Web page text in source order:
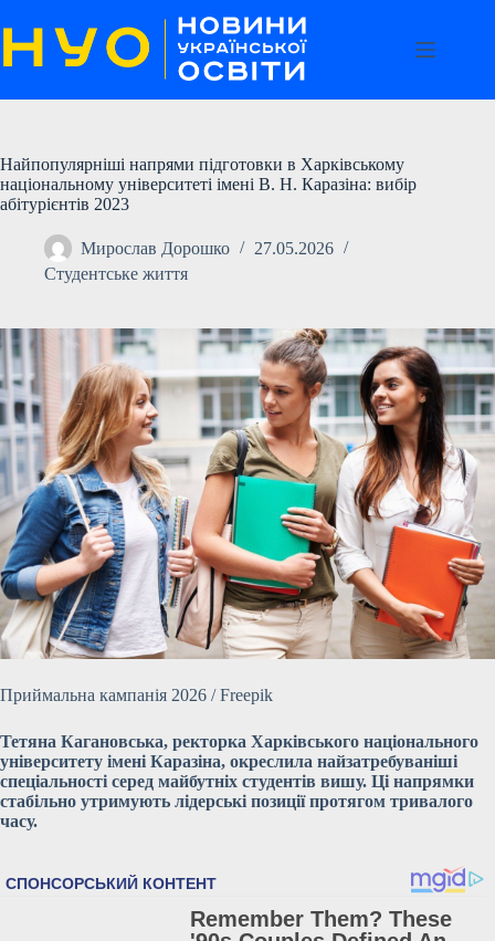
до
вмісту
Найпопулярніші напрями підготовки в Харківському
національному університеті імені В. Н. Каразіна: вибір
абітурієнтів 2023
Мирослав Дорошко
27.05.2026
Студентське життя
Приймальна кампанія 2026 / Freepik
Тетяна Кагановська, ректорка Харківського національного
університету імені Каразіна, окреслила найзатребуваніші
спеціальності серед майбутніх студентів вишу. Ці напрямки
стабільно утримують лідерські позиції протягом тривалого
часу.